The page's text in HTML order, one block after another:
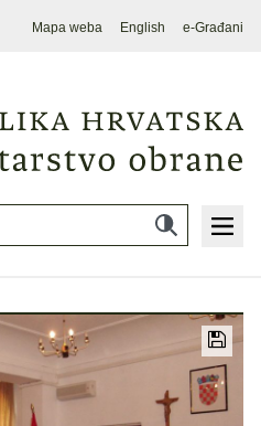
Mapa weba English e-Građani